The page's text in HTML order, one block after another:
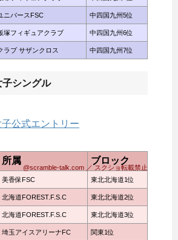
ニバースFSC 中四国九州5位
塚フィギュアクラブ 中四国九州6位
ラブ サザンクロス 中四国九州7位
子シングル
子公式エントリー
@scramble-talk.com ／ スクショ転載禁止
所属 ブロック
美香保FSC 東北北海道1位
北海道FOREST.F.S.C 東北北海道2位
北海道FOREST.F.S.C 東北北海道3位
埼玉アイスアリーナFC 関東1位